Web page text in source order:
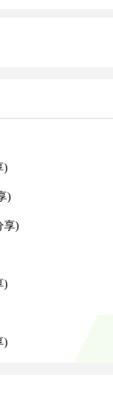
)
)
享)
)
)